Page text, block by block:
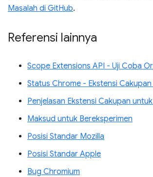
Masalah di GitHub.
Referensi lainnya
Scope Extensions API - Uji Coba
Status Chrome - Ekstensi
Penjelasan Ekstensi Cakupan
Maksud untuk Bereksperimen
Posisi Standar Mozilla
Posisi Standar Apple
Bug Chromium